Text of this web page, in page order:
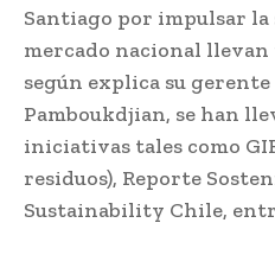
Santiago por impulsar
mercado nacional llevan
según explica su
Pamboukdjian, se han
iniciativas tales como
residuos), Reporte
Sustainability Chile,